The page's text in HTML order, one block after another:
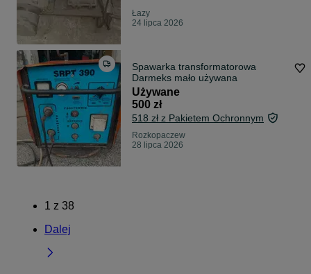
Łazy
24 lipca 2026
Spawarka transformatorowa
Darmeks mało używana
Używane
500 zł
518 zł z Pakietem Ochronnym
Rozkopaczew
28 lipca 2026
1 z 38
Dalej